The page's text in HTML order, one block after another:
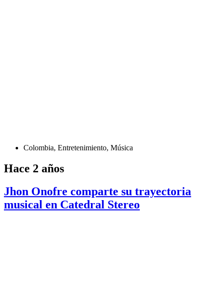
Colombia, Entretenimiento, Música
Hace 2 años
Jhon Onofre comparte su trayectoria
musical en Catedral Stereo